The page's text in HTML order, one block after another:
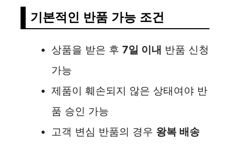
기본적인 반품 가능 조건
상품을 받은 후 7일 이내 반품 신청
가능
제품이 훼손되지 않은 상태여야 반
품 승인 가능
고객 변심 반품의 경우 왕복 배송